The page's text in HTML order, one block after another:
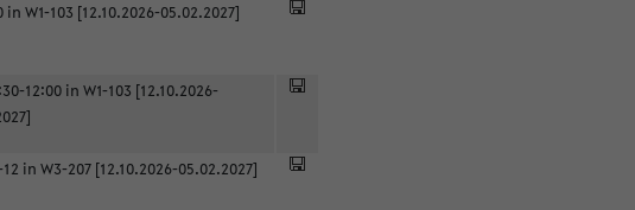
in W1-103 [12.10.2026-05.02.2027]
12:00 in W1-103 [12.10.2026-
in W3-207 [12.10.2026-05.02.2027]